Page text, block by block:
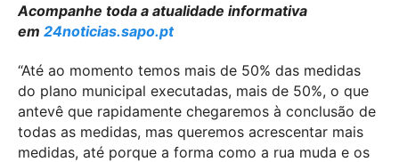
Acompanhe toda a atualidade informativa
em 24noticias.sapo.pt
“Até ao momento temos mais de 50% das medidas
do plano municipal executadas, mais de 50%, o que
antevê que rapidamente chegaremos à conclusão de
todas as medidas, mas queremos acrescentar mais
medidas, até porque a forma como a rua muda e os